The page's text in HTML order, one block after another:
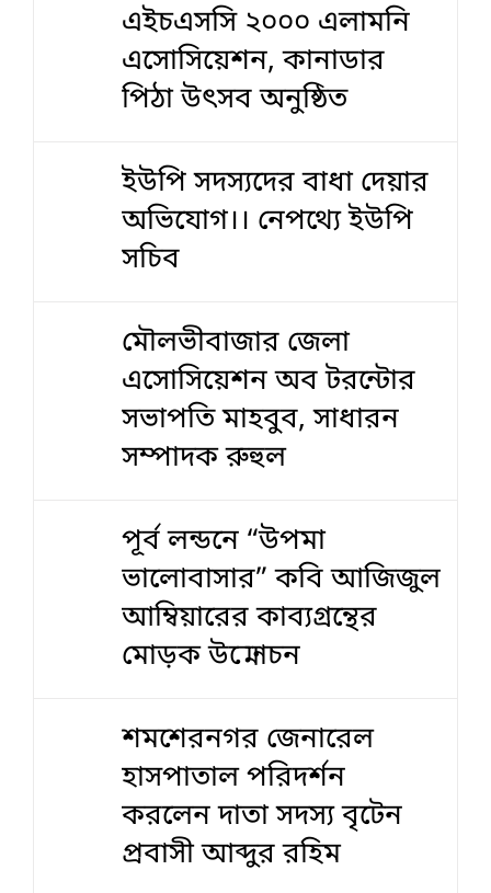
এইচএসসি ২০০০ এলামনি
এসোসিয়েশন, কানাডার
পিঠা উৎসব অনুষ্ঠিত
ইউপি সদস্যদের বাধা দেয়ার
অভিযোগ।। নেপথ্যে ইউপি
সচিব
মৌলভীবাজার জেলা
এসোসিয়েশন অব টরন্টোর
সভাপতি মাহবুব, সাধারন
সম্পাদক রুহুল
পূর্ব লন্ডনে “উপমা
ভালোবাসার” কবি আজিজুল
আম্বিয়ারের কাব্যগ্রন্থের
মোড়ক উন্মোচন
শমশেরনগর জেনারেল
হাসপাতাল পরিদর্শন
করলেন দাতা সদস্য বৃটেন
প্রবাসী আব্দুর রহিম